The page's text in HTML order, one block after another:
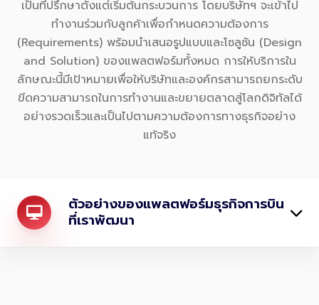
เป็นที่ปรึกษาตั้งแต่เริ่มต้นกระบวนการ โดยบริษัทฯ จะเข้าไป
ทำงานร่วมกับลูกค้าเพื่อกำหนดความต้องการ
(Requirements) พร้อมนำเสนอรูปแบบและโซลูชัน (Design
and Solution) ของแพลตฟอร์มทั้งหมด การให้บริการใน
ลักษณะนี้มีเป้าหมายเพื่อให้บริษัทและองค์กรสามารถยกระดับ
ขีดความสามารถในการทำงานและขยายตลาดสู่โลกดิจิทัลได้
อย่างรวดเร็วและเป็นไปตามความต้องการทางธุรกิจอย่าง
แท้จริง
ตัวอย่างของแพลตฟอร์มธุรกิจการบิน
ที่เราพัฒนา